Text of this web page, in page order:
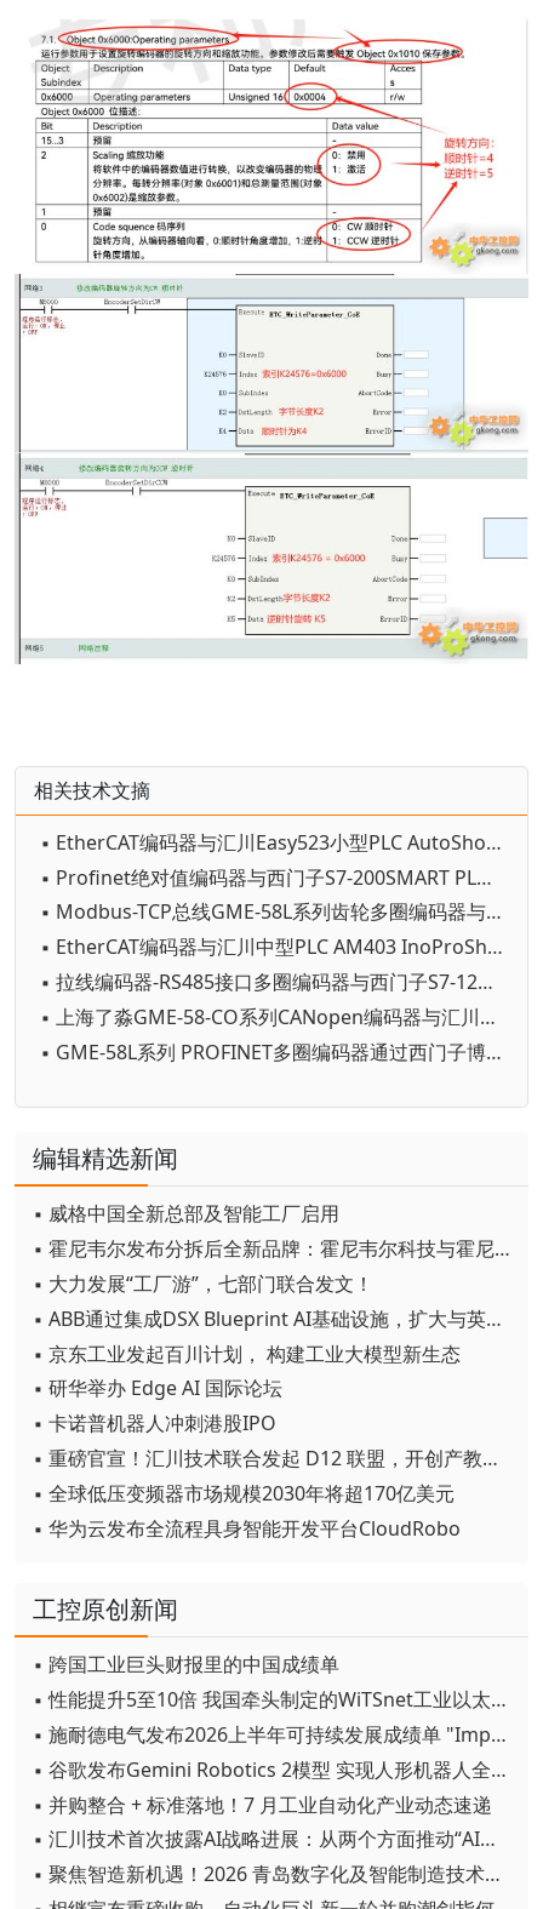
相关技术文摘
▪ EtherCAT编码器与汇川Easy523小型PLC AutoShop应用教程-上海了淼GME-58L-EC系列
▪ Profinet绝对值编码器与西门子S7-200SMART PLC STEP 7-MicroWIN SMART应用教程-上海了淼GME-58L系列
▪ Modbus-TCP总线GME-58L系列齿轮多圈编码器与西门子PLC1200 Smart200PLC使用教程
▪ EtherCAT编码器与汇川中型PLC AM403 InoProShop应用教程-上海了淼GME-58L-EC系列
▪ 拉线编码器-RS485接口多圈编码器与西门子S7-1200 PLC CB1241博途应用教程-GME-58系列-上海了淼
▪ 上海了淼GME-58-CO系列CANopen编码器与汇川中型PLC AM403 InoProShop应用教程
▪ GME-58L系列 PROFINET多圈编码器通过西门子博途软件设置参数
编辑精选新闻
▪ 威格中国全新总部及智能工厂启用
▪ 霍尼韦尔发布分拆后全新品牌：霍尼韦尔科技与霍尼韦尔航空航天
▪ 大力发展“工厂游”，七部门联合发文！
▪ ABB通过集成DSX Blueprint AI基础设施，扩大与英伟达的合作
▪ 京东工业发起百川计划， 构建工业大模型新生态
▪ 研华举办 Edge AI 国际论坛
▪ 卡诺普机器人冲刺港股IPO
▪ 重磅官宣！汇川技术联合发起 D12 联盟，开创产教融合新范式
▪ 全球低压变频器市场规模2030年将超170亿美元
▪ 华为云发布全流程具身智能开发平台CloudRobo
工控原创新闻
▪ 跨国工业巨头财报里的中国成绩单
▪ 性能提升5至10倍 我国牵头制定的WiTSnet工业以太网国际标准正式发布
▪ 施耐德电气发布2026上半年可持续发展成绩单 "Impact 2030"路线图开局稳健
▪ 谷歌发布Gemini Robotics 2模型 实现人形机器人全身智能控制突破
▪ 并购整合 + 标准落地！7 月工业自动化产业动态速递
▪ 汇川技术首次披露AI战略进展：从两个方面推动“AI业务化”落地
▪ 聚焦智造新机遇！2026 青岛数字化及智能制造技术论坛圆满落幕